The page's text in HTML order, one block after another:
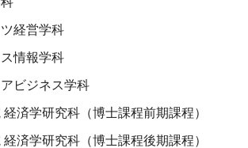
経営学科
情報学科
アビジネス学科
経済学研究科（博士課程前期課程）
経済学研究科（博士課程後期課程）